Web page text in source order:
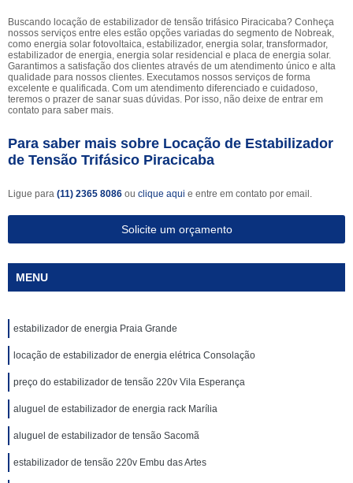
Buscando locação de estabilizador de tensão trifásico Piracicaba? Conheça
nossos serviços entre eles estão opções variadas do segmento de Nobreak,
como energia solar fotovoltaica, estabilizador, energia solar, transformador,
estabilizador de energia, energia solar residencial e placa de energia solar.
Garantimos a satisfação dos clientes através de um atendimento único e alta
qualidade para nossos clientes. Executamos nossos serviços de forma
excelente e qualificada. Com um atendimento diferenciado e cuidadoso,
teremos o prazer de sanar suas dúvidas. Por isso, não deixe de entrar em
contato para saber mais.
Para saber mais sobre Locação de Estabilizador
de Tensão Trifásico Piracicaba
Ligue para (11) 2365 8086 ou clique aqui e entre em contato por email.
Solicite um orçamento
MENU
estabilizador de energia Praia Grande
locação de estabilizador de energia elétrica Consolação
preço do estabilizador de tensão 220v Vila Esperança
aluguel de estabilizador de energia rack Marília
aluguel de estabilizador de tensão Sacomã
estabilizador de tensão 220v Embu das Artes